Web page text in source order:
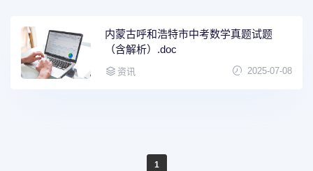
内蒙古呼和浩特市中考数学真题试题
（含解析）.doc
资讯 2025-07-08
1